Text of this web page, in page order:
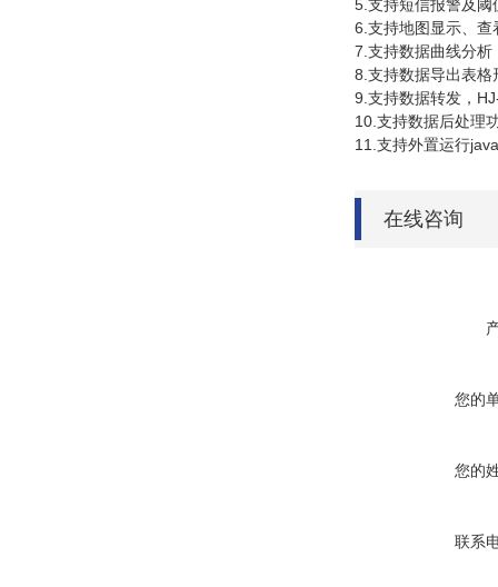
5.支持短信报警及阈
6.支持地图显示、查
7.支持数据曲线分析
8.支持数据导出表格
9.支持数据转发，
10.支持数据后处理
11.支持外置运行
在线咨询
您的
您的
联系